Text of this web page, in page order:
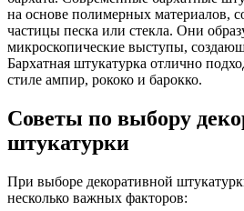
на основе полимерных материалов,
частицы песка или стекла. Они
микроскопические выступы,
Бархатная штукатурка отлично
стиле ампир, рококо и барокко.
Советы по выбору
штукатурки
При выборе декоративной
несколько важных факторов: